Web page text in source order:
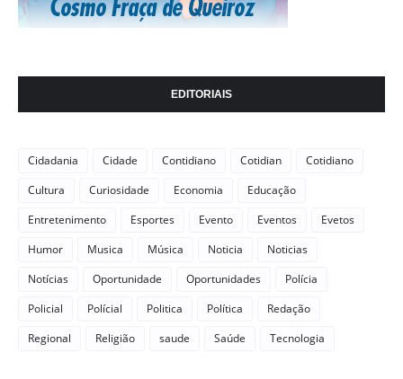
EDITORIAIS
Cidadania Cidade Contidiano Cotidian
Cotidiano
Cultura
Curiosidade Economia
Educação
Entretenimento
Esportes Evento Eventos
Evetos
Humor
Musica Música Noticia
Noticias
Notícias
Oportunidade Oportunidades
Polícia
Policial
Polícial Politica Política
Redação
Regional
Religião saude Saúde Tecnologia